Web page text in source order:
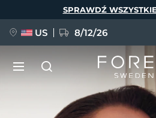
SPRAWDŹ
US 8/12/26
NOWOŚĆ